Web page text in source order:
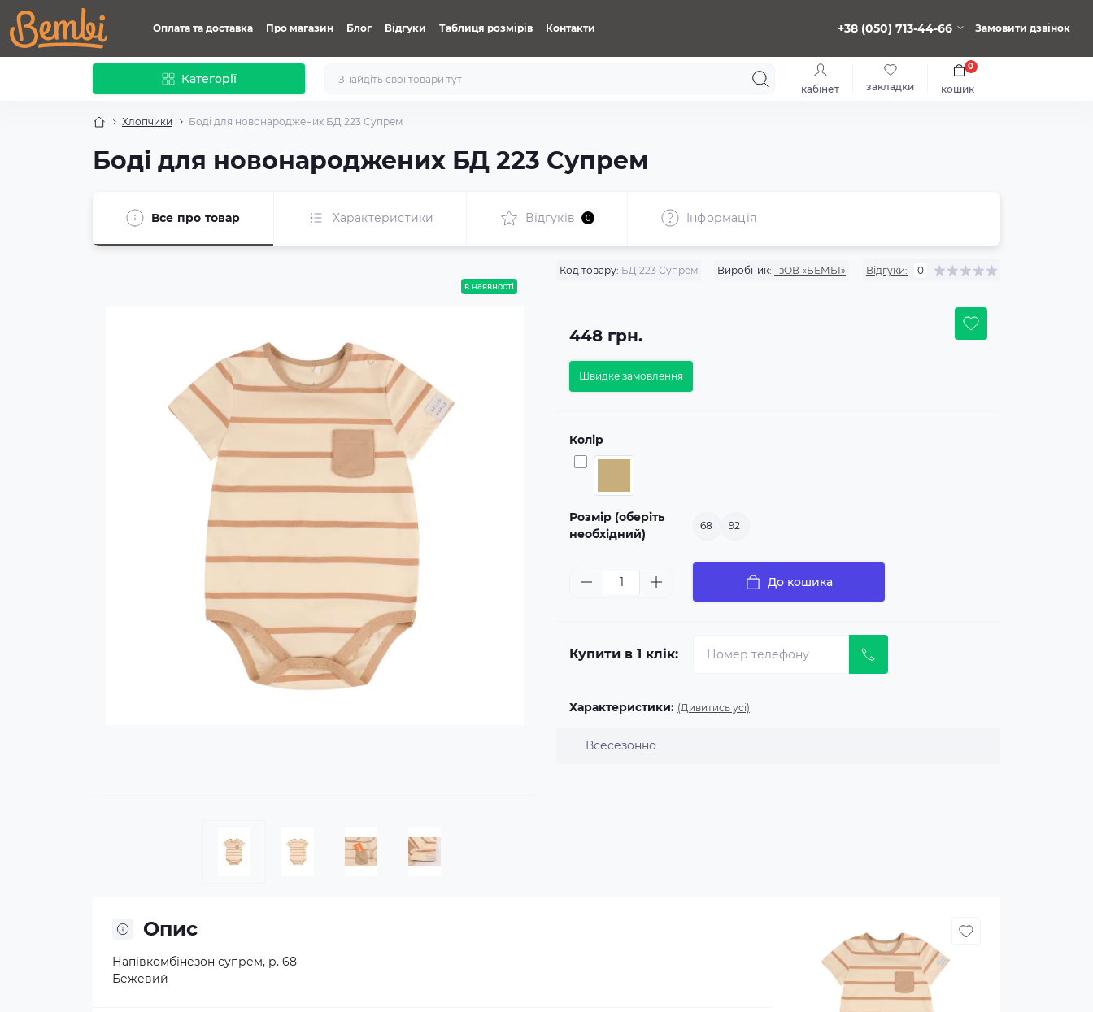
Оплата та доставка Про магазин Блог Відгуки Таблиця розмірів Контакти +38 (050) 713-44-66 Замовити дзвінок
Категорії
кабінет закладки кошик
0
Хлопчики Боді для новонароджених БД 223 Супрем
Боді для новонароджених БД 223 Супрем
Все про товар Характеристики Відгуків 0 Iнформація
в наявності
Код товару: БД 223 Супрем Виробник: ТзОВ «БЕМБІ» Відгуки: 0
448 грн.
Швидке замовлення
Колір
Розмір (оберіть
необхідний)
68 92
До кошика
Купити в 1 клік:
Характеристики: (Дивитись усі)
Всесезонно
Опис
Напівкомбінезон супрем, р. 68
Бежевий